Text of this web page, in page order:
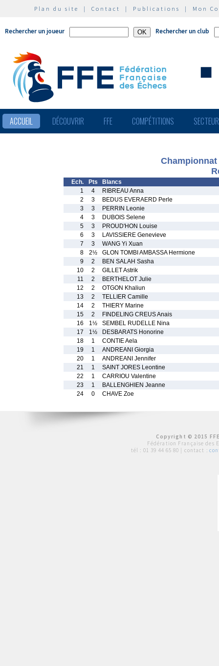
Plan du site | Contact | Publications | Mon
Rechercher un joueur Rechercher un club
ACCUEIL DÉCOUVRIR FFE COMPÉTITIONS
Championnat
Ech. Pts
Blancs
1
4
RIBREAU Anna
2
3
BEDUS EVERAERD Perle
3
3
PERRIN Leonie
4
3
DUBOIS Selene
5
3
PROUD'HON Louise
6
3
LAVISSIERE Genevieve
7
3
WANG Yi Xuan
8
2½
GLON TOMBI AMBASSA Hermione
9
2
BEN SALAH Sasha
10
2
GILLET Astrik
11
2
BERTHELOT Julie
12
2
OTGON Khaliun
13
2
TELLIER Camille
14
2
THIERY Marine
15
2
FINDELING CREUS Anais
16
1½
SEMBEL RUDELLE Nina
17
1½
DESBARATS Honorine
18
1
CONTIE Aela
19
1
ANDREANI Giorgia
20
1
ANDREANI Jennifer
21
1
SAINT JORES Leontine
22
1
CARRIOU Valentine
23
1
BALLENGHIEN Jeanne
24
0 CHAVE Zoe
Copyright © 2015
Fédération Française des
tél : 01 39 44 65 80 | contact :